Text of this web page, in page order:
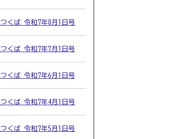
くば 令和7年8月1日号
くば 令和7年7月1日号
くば 令和7年6月1日号
くば 令和7年4月1日号
くば 令和7年5月1日号